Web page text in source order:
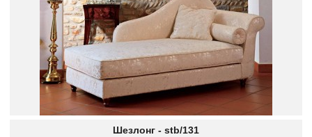
Шезлонг - stb/131